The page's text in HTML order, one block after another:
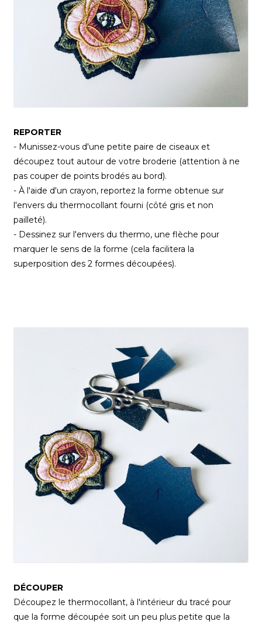
REPORTER
- Munissez-vous d'une petite paire de ciseaux et
découpez tout autour de votre broderie (attention à ne
pas couper de points brodés au bord).
- À l'aide d'un crayon, reportez la forme obtenue sur
l'envers du thermocollant fourni (côté gris et non
pailleté).
- Dessinez sur l'envers du thermo, une flèche pour
marquer le sens de la forme (cela facilitera la
superposition des 2 formes découpées).
DÉCOUPER
Découpez le thermocollant, à l'intérieur du tracé pour
que la forme découpée soit un peu plus petite que la